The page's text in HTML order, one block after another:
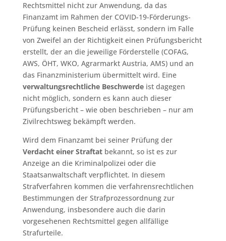
Rechtsmittel nicht zur Anwendung, da das
Finanzamt im Rahmen der COVID-19-Förderungs-
Prüfung keinen Bescheid erlässt, sondern im Falle
von Zweifel an der Richtigkeit einen Prüfungsbericht
erstellt, der an die jeweilige Förderstelle (COFAG,
AWS, ÖHT, WKO, Agrarmarkt Austria, AMS) und an
das Finanzministerium übermittelt wird. Eine
verwaltungsrechtliche Beschwerdeist dagegen
nicht möglich, sondern es kann auch dieser
Prüfungsbericht – wie oben beschrieben – nur am
Zivilrechtsweg bekämpft werden.
Wird dem Finanzamt bei seiner Prüfung der
Verdacht einer Straftatbekannt, so ist es zur
Anzeige an die Kriminalpolizei oder die
Staatsanwaltschaft verpflichtet. In diesem
Strafverfahren kommen die verfahrensrechtlichen
Bestimmungen der Strafprozessordnung zur
Anwendung, insbesondere auch die darin
vorgesehenen Rechtsmittel gegen allfällige
Strafurteile.